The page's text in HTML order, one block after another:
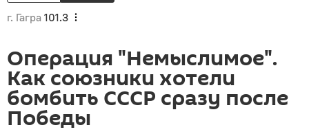
г. Гагра 101.3
Операция "Немыслимое".
Как союзники хотели
бомбить СССР сразу после
Победы